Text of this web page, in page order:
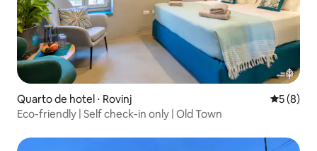
Quarto de hotel ⋅ Rovinj 5 de
5 (8)
Eco-friendly | Self check-in only | Old Town